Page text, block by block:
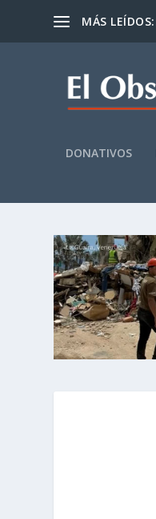
MÁS LEÍDOS:
DONATIVOS